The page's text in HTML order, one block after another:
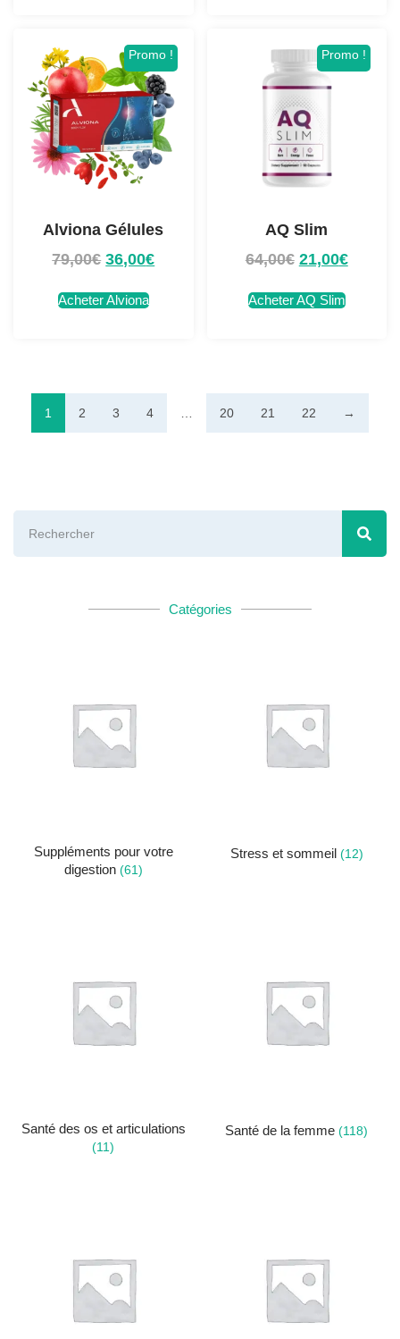
Promo !
Alviona Gélules
79,00€ 36,00€
Acheter Alviona
Promo !
AQ Slim
64,00€ 21,00€
Acheter AQ Slim
1 2 3 4 20 21 22 →
Catégories
Suppléments pour votre
digestion (61)
Stress et sommeil (12)
Santé des os et articulations
(11)
Santé de la femme(118)